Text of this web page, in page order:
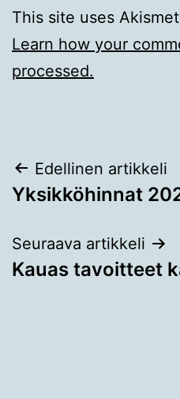
This site uses
Learn how your
processed.
Artikkelien
selaus
Edellinen artikkeli
Yksikköhinnat
Seuraava artikkeli
Kauas tavoitteet